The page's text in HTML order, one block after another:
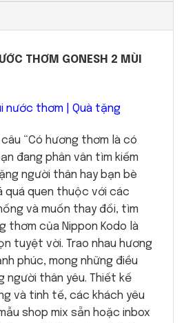
THƠM GONESH 2 MÙI
nước thơm | Quà tặng
“Có hương thơm là có
đang phân vân tìm kiếm
người thân hay bạn bè
quá quen thuộc với các
và muốn thay đổi, tìm
thơm của Nippon Kodo là
tuyệt vời. Trao nhau hương
phúc, mong những điều
người thân yêu. Thiết kế
và tinh tế, các khách yêu
shop mix sẵn hoặc inbox